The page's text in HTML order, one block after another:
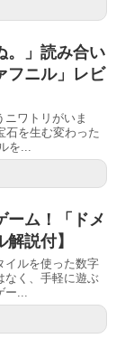
。」読み合い
フニル」レビ
ニワトリがいま
石を生む変わった
を...
ーム！「ドメ
説付】
イルを使った数字
なく、手軽に遊ぶ
ー...